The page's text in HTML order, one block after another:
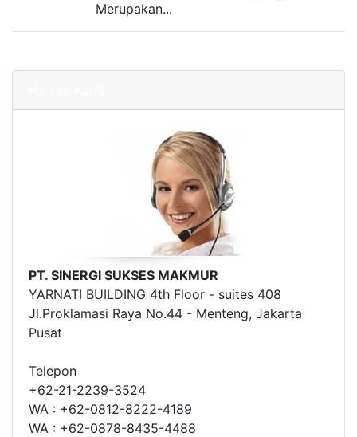
Merupakan...
PT. SINERGI SUKSES MAKMUR
YARNATI BUILDING 4th Floor - suites 408
Jl.Proklamasi Raya No.44 - Menteng, Jakarta
Pusat
Telepon
+62-21-2239-3524
WA : +62-0812-8222-4189
WA : +62-0878-8435-4488